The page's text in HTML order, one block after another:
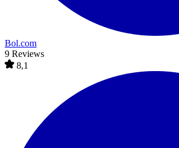
Bol.com
9 Reviews
8,1